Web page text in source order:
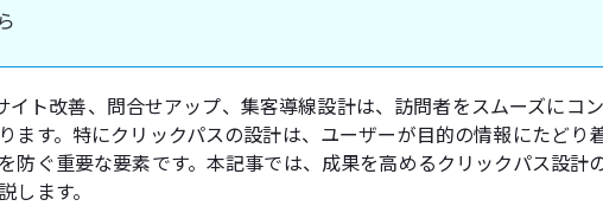
イト改善、問合せアップ、集客導線設計は、訪問者をスムーズにコン
ます。特にクリックパスの設計は、ユーザーが目的の情報にたどり
防ぐ重要な要素です。本記事では、成果を高めるクリックパス設計
ます。